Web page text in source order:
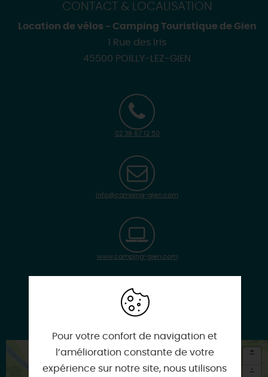
CONTACT & LOCALISATION
Location de vélos - Camping Touristique de Gien
1 Rue des Iris
45500 POILLY-LEZ-GIEN
02 38 67 12 50
info@camping-gien.com
www.camping-gien.com
Google
+
-
Pour votre confort de navigation et
l’amélioration constante de votre
expérience sur notre site, nous utilisons